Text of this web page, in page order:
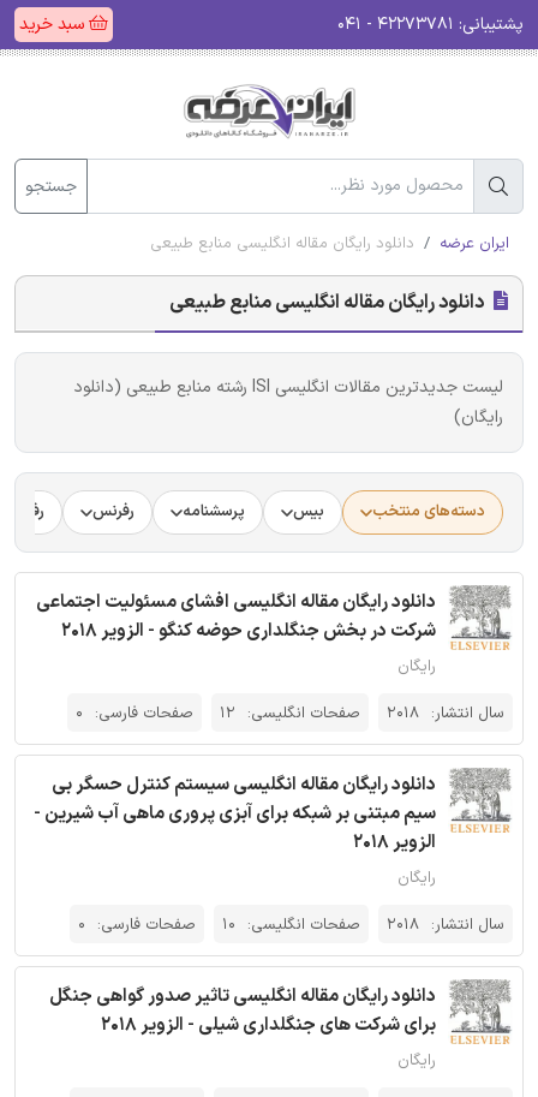
پشتیبانی: سبد خرید
جستجو
ایران عرضه دانلود رایگان مقاله انگلیسی منابع طبیعی
دانلود رایگان مقاله انگلیسی منابع طبیعی
لیست جدیدترین مقالات انگلیسی ISI رشته منابع طبیعی (دانلود
رایگان)
دسته‌های منتخب بیس پرسشنامه رفرنس
دانلود رایگان مقاله انگلیسی افشای مسئولیت اجتماعی
شرکت در بخش جنگلداری حوضه کنگو - الزویر 2018
رایگان
سال انتشار: 2018 صفحات انگلیسی: 12 صفحات فارسی: 0
دانلود رایگان مقاله انگلیسی سیستم کنترل حسگر بی
سیم مبتنی بر شبکه برای آبزی پروری ماهی آب شیرین -
الزویر 2018
رایگان
سال انتشار: 2018 صفحات انگلیسی: 10 صفحات فارسی: 0
دانلود رایگان مقاله انگلیسی تاثیر صدور گواهی جنگل
برای شرکت های جنگلداری شیلی - الزویر 2018
رایگان